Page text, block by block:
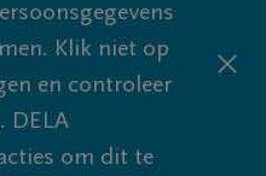
Klik niet op
en controleer
DELA
om dit te